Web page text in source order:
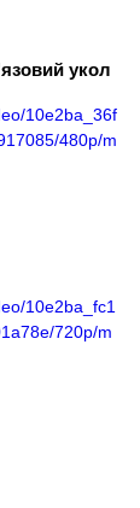
укол
10e2ba_36f
480p/m
10e2ba_fc1
720p/m